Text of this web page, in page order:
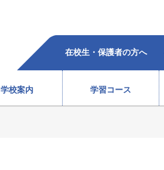
在校生・保護者の方へ
学校案内 学習コース